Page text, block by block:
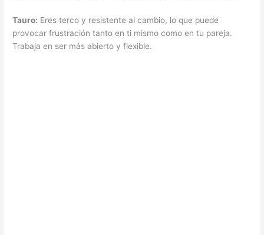
Tauro: Eres terco y resistente al cambio, lo que puede
provocar frustración tanto en ti mismo como en tu pareja.
Trabaja en ser más abierto y flexible.